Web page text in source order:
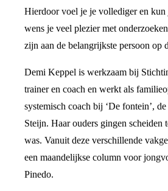
Hierdoor voel je je vollediger en
wens je veel plezier met
zijn aan de belangrijkste persoon op
Demi Keppel is werkzaam bij
trainer en coach en werkt als
systemisch coach bij ‘De fontein’,
Steijn. Haar ouders gingen scheiden
was. Vanuit deze verschillende
een maandelijkse column voor
Pinedo.